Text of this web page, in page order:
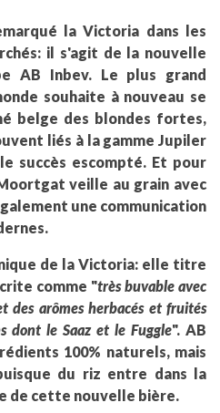
la Victoria dans les
il s'agit de la nouvelle
AB Inbev. Le plus grand
souhaite à nouveau se
belge des blondes fortes,
liés à la gamme Jupiler
succès escompté. Et pour
veille au grain avec
une communication
de la Victoria: elle titre
comme "très buvable avec
des arômes herbacés et fruités
dont le Saaz et le Fuggle". AB
100% naturels, mais
du riz entre dans la
de cette nouvelle bière.